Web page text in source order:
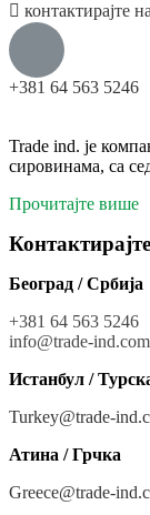
контактирајте
+381 64 563 5246
Trade ind. је
сировинама, са
Прочитајте више
Београд / Србија
+381 64 563 5246
info@trade-ind.com
Истанбул /
Turkey@trade-
Атина / Грчка
Greece@trade-